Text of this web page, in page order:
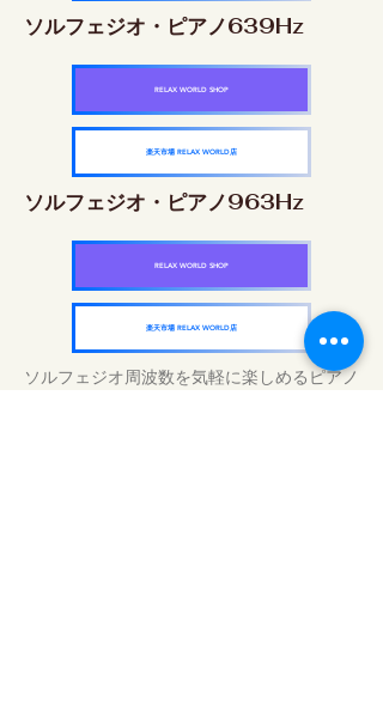
ソルフェジオ・ピアノ639Hz
RELAX WORLD SHOP
楽天市場 RELAX WORLD店
ソルフェジオ・ピアノ963Hz
RELAX WORLD SHOP
楽天市場 RELAX WORLD店
ソルフェジオ周波数を気軽に楽しめるピアノ